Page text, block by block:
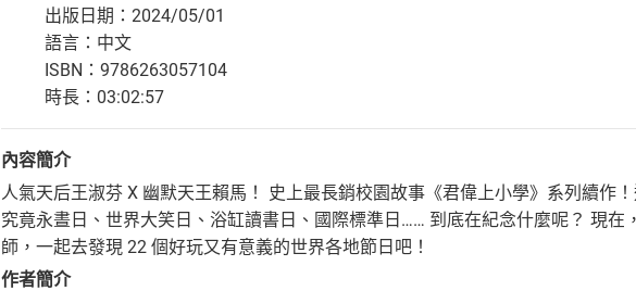
出版日期：2024/05/01
語言：中文
ISBN：9786263057104
時長：03:02:57
內容簡介
人氣天后王淑芬 X 幽默天王賴馬！ 史上最長銷校園故事《君偉上小學》系列續作
究竟永晝日、世界大笑日、浴缸讀書日、國際標準日…… 到底在紀念什麼呢？ 現
師，一起去發現 22 個好玩又有意義的世界各地節日吧！
作者簡介